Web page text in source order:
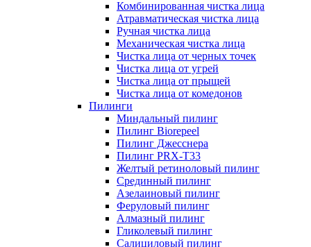
Комбинированная чистка лица
Атравматическая чистка лица
Ручная чистка лица
Механическая чистка лица
Чистка лица от черных точек
Чистка лица от угрей
Чистка лица от прыщей
Чистка лица от комедонов
Пилинги
Миндальный пилинг
Пилинг Biorepeel
Пилинг Джесснера
Пилинг PRX-T33
Желтый ретиноловый пилинг
Срединный пилинг
Азелаиновый пилинг
Феруловый пилинг
Алмазный пилинг
Гликолевый пилинг
Салициловый пилинг